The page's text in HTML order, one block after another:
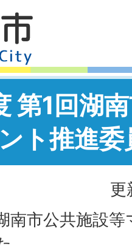
第1回湖
ト推進委
更
南市公共施設